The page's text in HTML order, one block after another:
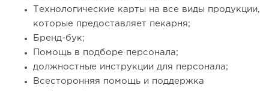
Технологические карты на все виды продукции,
которые предоставляет пекарня;
Бренд-бук;
Помощь в подборе персонала;
должностные инструкции для персонала;
Всесторонняя помощь и поддержка